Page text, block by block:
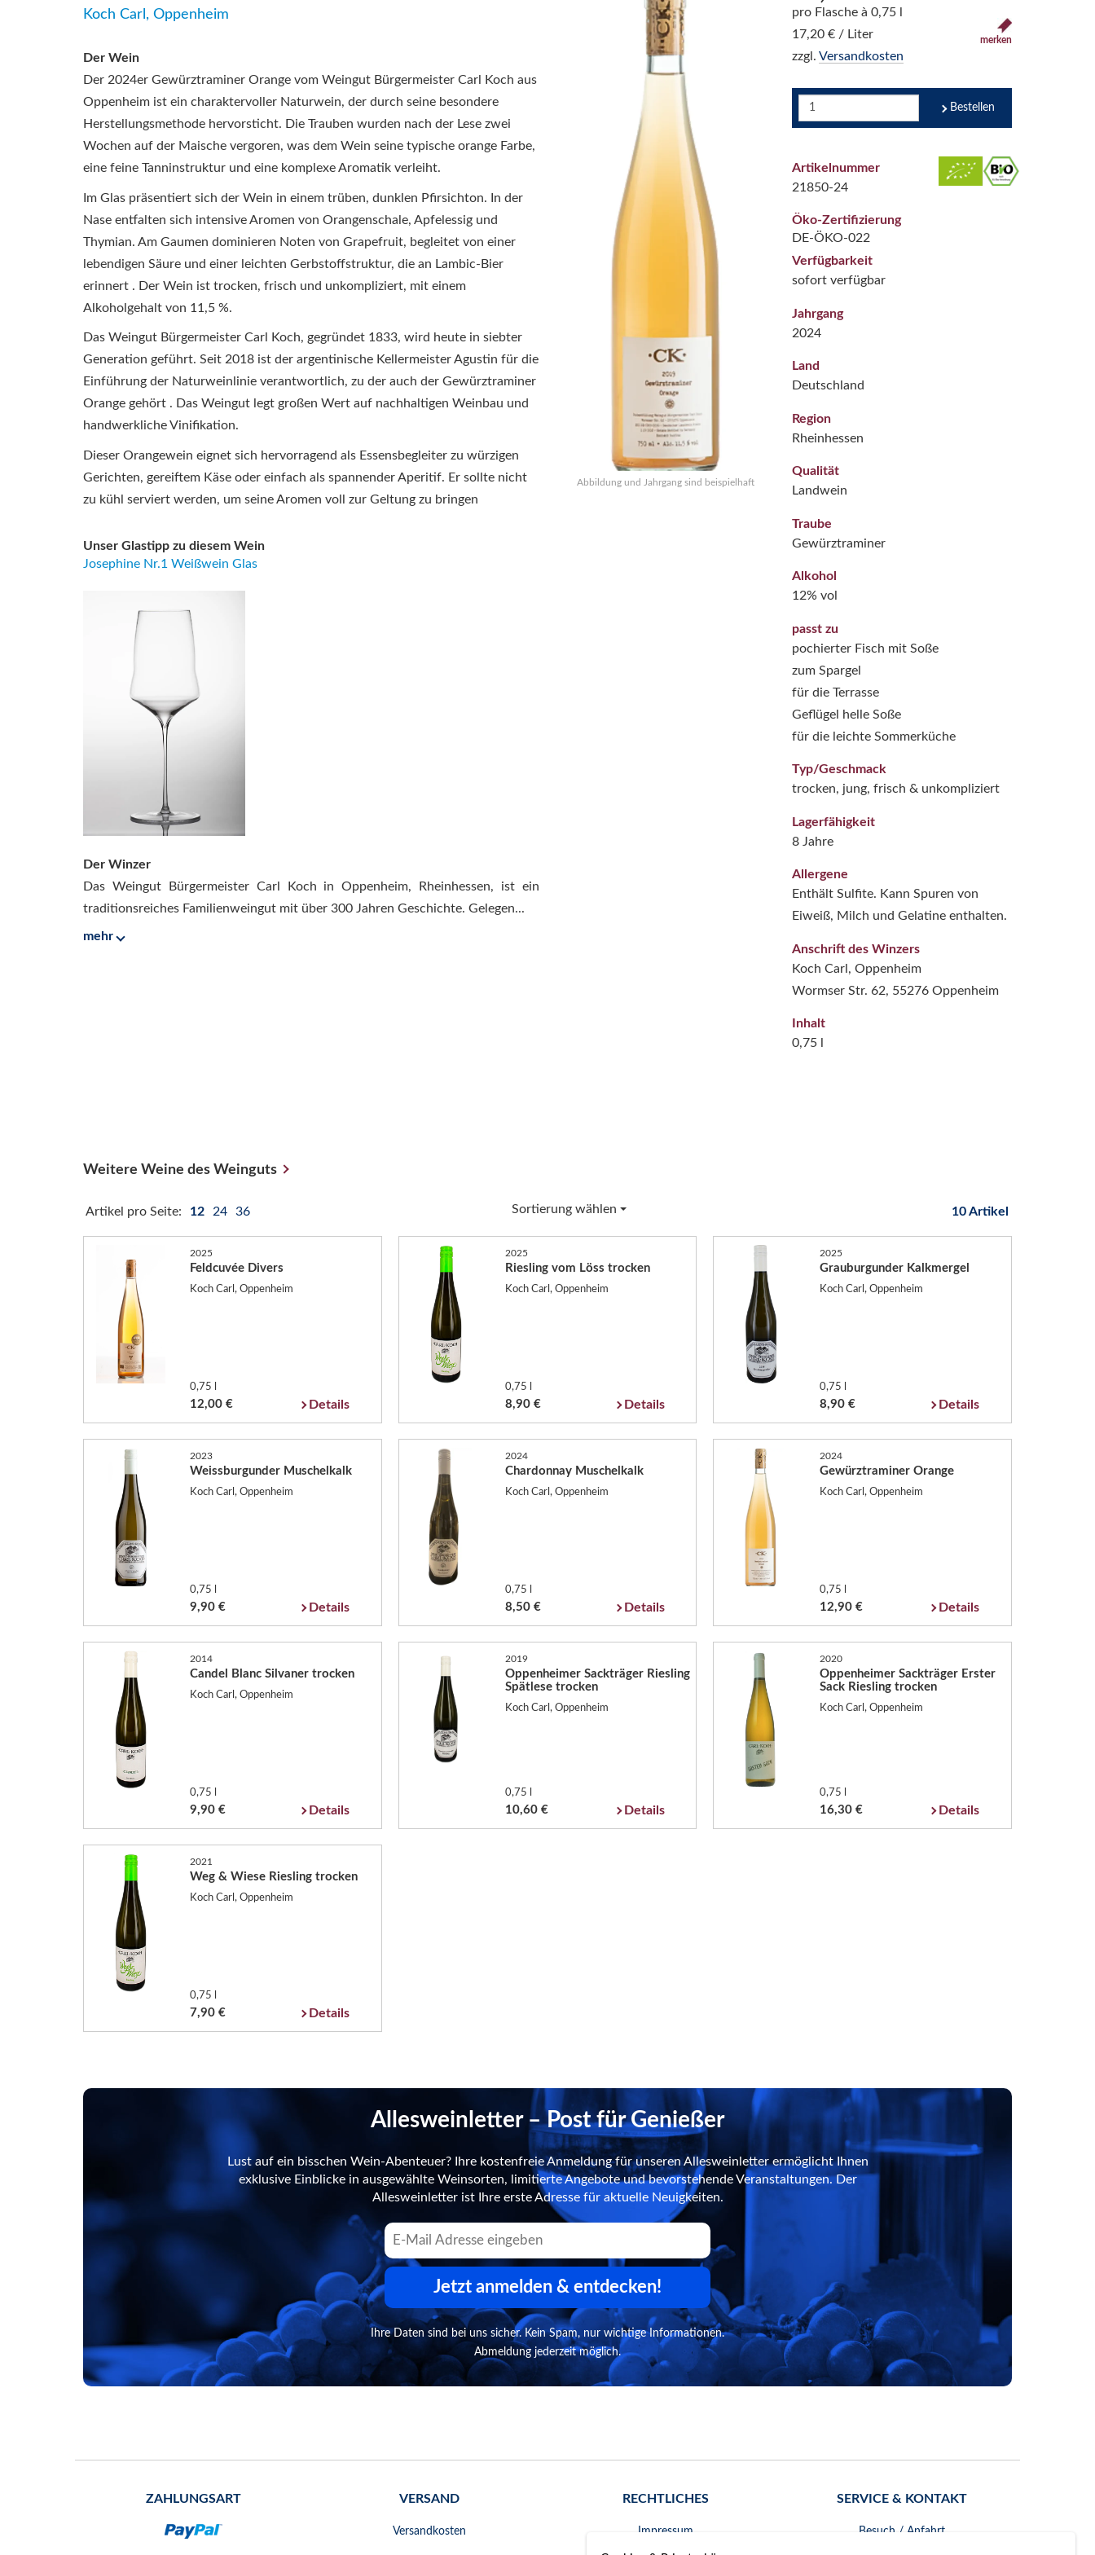
Koch Carl, Oppenheim
Der Wein
Der 2024er Gewürztraminer Orange vom Weingut Bürgermeister Carl Koch aus
Oppenheim ist ein charaktervoller Naturwein, der durch seine besondere
Herstellungsmethode hervorsticht. Die Trauben wurden nach der Lese zwei
Wochen auf der Maische vergoren, was dem Wein seine typische orange Farbe,
eine feine Tanninstruktur und eine komplexe Aromatik verleiht.
Im Glas präsentiert sich der Wein in einem trüben, dunklen Pfirsichton. In der
Nase entfalten sich intensive Aromen von Orangenschale, Apfelessig und
Thymian. Am Gaumen dominieren Noten von Grapefruit, begleitet von einer
lebendigen Säure und einer leichten Gerbstoffstruktur, die an Lambic-Bier
erinnert . Der Wein ist trocken, frisch und unkompliziert, mit einem
Alkoholgehalt von 11,5 %.
Das Weingut Bürgermeister Carl Koch, gegründet 1833, wird heute in siebter
Generation geführt. Seit 2018 ist der argentinische Kellermeister Agustin für die
Einführung der Naturweinlinie verantwortlich, zu der auch der Gewürztraminer
Orange gehört . Das Weingut legt großen Wert auf nachhaltigen Weinbau und
handwerkliche Vinifikation.
Dieser Orangewein eignet sich hervorragend als Essensbegleiter zu würzigen
Gerichten, gereiftem Käse oder einfach als spannender Aperitif. Er sollte nicht
zu kühl serviert werden, um seine Aromen voll zur Geltung zu bringen
Unser Glastipp zu diesem Wein
Josephine Nr.1 Weißwein Glas
Der Winzer
Das Weingut Bürgermeister Carl Koch in Oppenheim, Rheinhessen, ist ein
traditionsreiches Familienweingut mit über 300 Jahren Geschichte. Gelegen...
mehr
Abbildung und Jahrgang sind beispielhaft
pro Flasche à 0,75 l
17,20 € / Liter
zzgl. Versandkosten
merken
Bestellen
Artikelnummer
21850-24
Öko-Zertifizierung
DE-ÖKO-022
Verfügbarkeit
sofort verfügbar
Jahrgang
2024
Land
Deutschland
Region
Rheinhessen
Qualität
Landwein
Traube
Gewürztraminer
Alkohol
12% vol
passt zu
pochierter Fisch mit Soße
zum Spargel
für die Terrasse
Geflügel helle Soße
für die leichte Sommerküche
Typ/Geschmack
trocken, jung, frisch & unkompliziert
Lagerfähigkeit
8 Jahre
Allergene
Enthält Sulfite. Kann Spuren von
Eiweiß, Milch und Gelatine enthalten.
Anschrift des Winzers
Koch Carl, Oppenheim
Wormser Str. 62, 55276 Oppenheim
Inhalt
0,75 l
Weitere Weine des Weinguts
Artikel pro Seite: 12 24 36 Sortierung wählen 10 Artikel
2025
Feldcuvée Divers
Koch Carl, Oppenheim
0,75 l
12,00 € Details
2025
Riesling vom Löss trocken
Koch Carl, Oppenheim
0,75 l
8,90 € Details
2025
Grauburgunder Kalkmergel
Koch Carl, Oppenheim
0,75 l
8,90 € Details
2023
Weissburgunder Muschelkalk
Koch Carl, Oppenheim
0,75 l
9,90 € Details
2024
Chardonnay Muschelkalk
Koch Carl, Oppenheim
0,75 l
8,50 € Details
2024
Gewürztraminer Orange
Koch Carl, Oppenheim
0,75 l
12,90 € Details
2014
Candel Blanc Silvaner trocken
Koch Carl, Oppenheim
0,75 l
9,90 € Details
2019
Oppenheimer Sackträger Riesling
Spätlese trocken
Koch Carl, Oppenheim
0,75 l
10,60 € Details
2020
Oppenheimer Sackträger Erster
Sack Riesling trocken
Koch Carl, Oppenheim
0,75 l
16,30 € Details
2021
Weg & Wiese Riesling trocken
Koch Carl, Oppenheim
0,75 l
7,90 € Details
Allesweinletter – Post für Genießer
Lust auf ein bisschen Wein-Abenteuer? Ihre kostenfreie Anmeldung für unseren Allesweinletter ermöglicht Ihnen
exklusive Einblicke in ausgewählte Weinsorten, limitierte Angebote und bevorstehende Veranstaltungen. Der
Allesweinletter ist Ihre erste Adresse für aktuelle Neuigkeiten.
Jetzt anmelden & entdecken!
Ihre Daten sind bei uns sicher. Kein Spam, nur wichtige Informationen.
Abmeldung jederzeit möglich.
ZAHLUNGSART VERSAND
Versandkosten
RECHTLICHES
Impressum
SERVICE & KONTAKT
Besuch / Anfahrt